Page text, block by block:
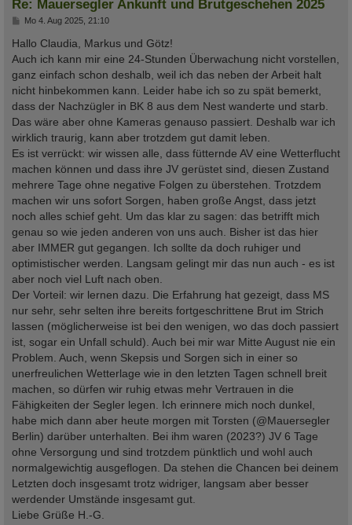
Re: Mauersegler Ankunft und Brutgeschehen 2025
B
i
t
r
g
Mo 4. Aug 2025, 21:10
Hallo Claudia, Markus und Götz!
Auch ich kann mir eine 24-Stunden Überwachung nicht vorstellen,
ganz einfach schon deshalb, weil ich das neben der Arbeit halt
nicht hinbekommen kann. Leider habe ich so zu spät bemerkt,
dass der Nachzügler in BK 8 aus dem Nest wanderte und starb.
Das wäre aber ohne Kameras genauso passiert. Deshalb war ich
wirklich traurig, kann aber trotzdem gut damit leben.
Es ist verrückt: wir wissen alle, dass fütternde AV eine Wetterflucht
machen können und dass ihre JV gerüstet sind, diesen Zustand
mehrere Tage ohne negative Folgen zu überstehen. Trotzdem
machen wir uns sofort Sorgen, haben große Angst, dass jetzt
noch alles schief geht. Um das klar zu sagen: das betrifft mich
genau so wie jeden anderen von uns auch. Bisher ist das hier
aber IMMER gut gegangen. Ich sollte da doch ruhiger und
optimistischer werden. Langsam gelingt mir das nun auch - es ist
aber noch viel Luft nach oben.
Der Vorteil: wir lernen dazu. Die Erfahrung hat gezeigt, dass MS
nur sehr, sehr selten ihre bereits fortgeschrittene Brut im Strich
lassen (möglicherweise ist bei den wenigen, wo das doch passiert
ist, sogar ein Unfall schuld). Auch bei mir war Mitte August nie ein
Problem. Auch, wenn Skepsis und Sorgen sich in einer so
unerfreulichen Wetterlage wie in den letzten Tagen schnell breit
machen, so dürfen wir ruhig etwas mehr Vertrauen in die
Fähigkeiten der Segler legen. Ich erinnere mich noch dunkel,
habe mich dann aber heute morgen mit Torsten (@Mauersegler
Berlin) darüber unterhalten. Bei ihm waren (2023?) JV 6 Tage
ohne Versorgung und sind trotzdem pünktlich und wohl auch
normalgewichtig ausgeflogen. Da stehen die Chancen bei deinem
Letzten doch insgesamt trotz widriger, langsam aber besser
werdender Umstände insgesamt gut.
Liebe Grüße H.-G.